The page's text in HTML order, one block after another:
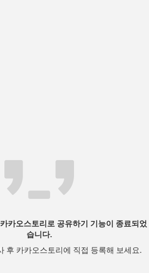
카오스토리로 공유하기 기능이 종료되었
습니다.
후 카카오스토리에 직접 등록해 보세요.